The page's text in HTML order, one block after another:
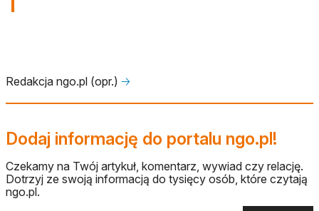
Redakcja ngo.pl (opr.) 🡢
Dodaj informację do portalu ngo.pl!
Czekamy na Twój artykuł, komentarz, wywiad czy relację.
Dotrzyj ze swoją informacją do tysięcy osób, które czytają
ngo.pl.